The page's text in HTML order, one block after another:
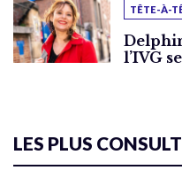
TÊTE-À-
l’IVG
LES PLUS